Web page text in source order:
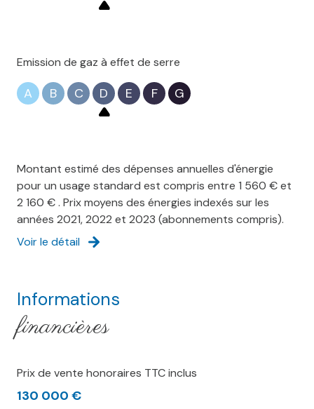
Emission de gaz à effet de serre
A B C D E F G
Montant estimé des dépenses annuelles d'énergie
pour un usage standard est compris entre 1 560 € et
2 160 € . Prix moyens des énergies indexés sur les
années 2021, 2022 et 2023 (abonnements compris).
Voir le détail
Informations
financières
Prix de vente honoraires TTC inclus
130 000 €